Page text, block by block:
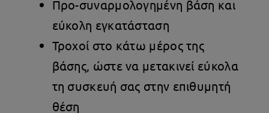
Προ-συναρμολογημένη βάση και
εύκολη εγκατάσταση
Τροχοί στο κάτω μέρος της
βάσης, ώστε να μετακινεί εύκολα
τη συσκευή σας στην επιθυμητή
θέση